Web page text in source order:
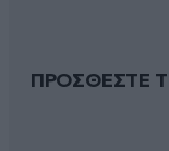
ΠΡΟΣΘΕΣΤΕ